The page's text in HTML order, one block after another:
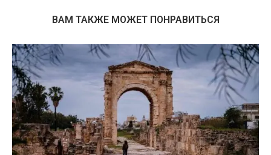
ВАМ ТАКЖЕ МОЖЕТ ПОНРАВИТЬСЯ